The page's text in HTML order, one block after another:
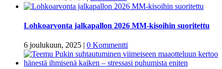
Lohkoarvonta jalkapallon 2026 MM-kisoihin suoritettu
6 joulukuun, 2025 | 0 Kommentti